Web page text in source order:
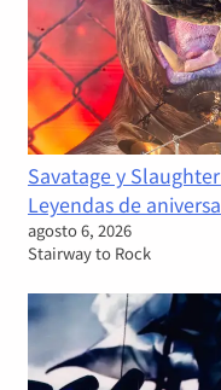
Savatage y
Leyendas de
agosto 6, 2026
Stairway to Rock